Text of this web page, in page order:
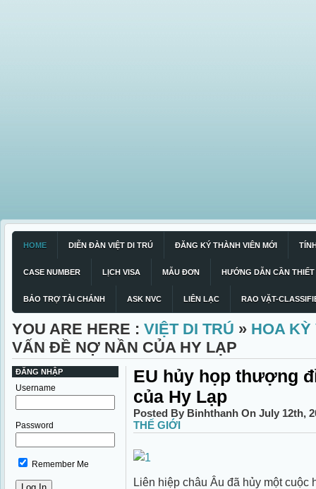
HOME DIỄN ĐÀN VIỆT DI TRÚ ĐĂNG KÝ THÀNH VIÊN MỚI
CASE NUMBER LỊCH VISA MẪU ĐƠN HƯỚNG DẪN CẦN THIẾT
BẢO TRỢ TÀI CHÁNH ASK NVC LIÊN LẠC RAO VẶT-
YOU ARE HERE : VIỆT DI TRÚ » HOA KỲ
VẤN ĐỀ NỢ NẦN CỦA HY LẠP
ĐĂNG NHẬP
Username
Password
Remember Me
EU hủy họp thượng
của Hy Lạp
Posted By Binhthanh On July 12th,
THẾ GIỚI
Liên hiệp châu Âu đã hủy một